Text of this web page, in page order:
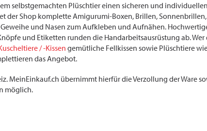
selbstgemachten Plüschtier einen sicheren und
der Shop komplette Amigurumi-Boxen, Brillen,
und Nasen zum Aufkleben und Aufnähen.
und Etiketten runden die Handarbeitsausrüstung ab.
/ -Kissen gemütliche Fellkissen sowie Plüschtiere
das Angebot.
MeinEinkauf.ch übernimmt hierfür die Verzollung der Ware
möglich.